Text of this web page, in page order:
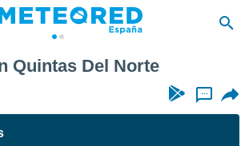
Quintas Del Norte
...